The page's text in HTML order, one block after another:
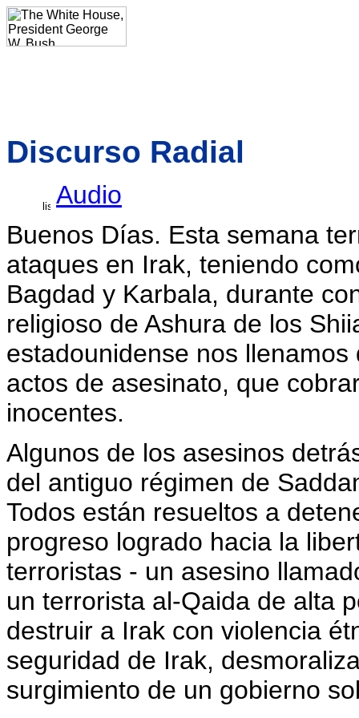
Discurso Radial
Audio
Buenos Días. Esta semana
ataques en Irak, teniendo
Bagdad y Karbala, durante
religioso de Ashura de los
estadounidense nos
actos de asesinato, que
inocentes.
Algunos de los asesinos
del antiguo régimen de
Todos están resueltos a
progreso logrado hacia la
terroristas - un asesino
un terrorista al-Qaida de alta
destruir a Irak con violencia
seguridad de Irak,
surgimiento de un gobierno